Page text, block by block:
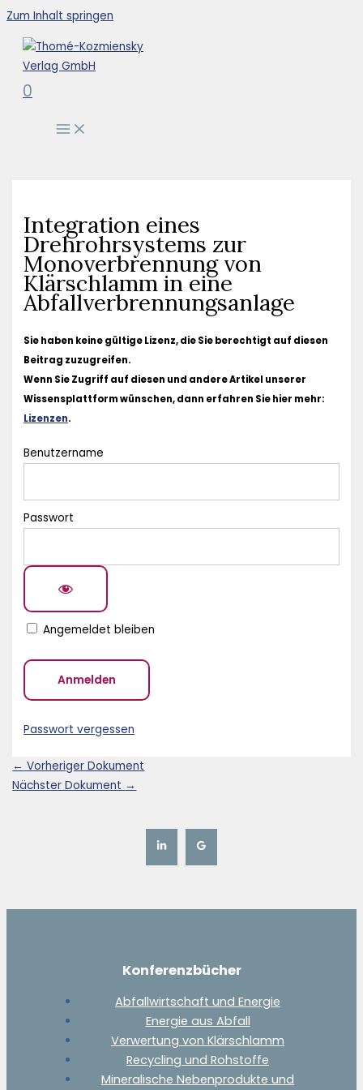
Zum Inhalt springen
0
Integration eines
Drehrohrsystems zur
Monoverbrennung von
Klärschlamm in eine
Abfallverbrennungsanlage
Sie haben keine gültige Lizenz, die Sie berechtigt auf diesen
Beitrag zuzugreifen.
Wenn Sie Zugriff auf diesen und andere Artikel unserer
Wissensplattform wünschen, dann erfahren Sie hier mehr:
Lizenzen.
Benutzername
Passwort
Angemeldet bleiben
Passwort vergessen
← Vorheriger Dokument
Nächster Dokument →
Konferenzbücher
Abfallwirtschaft und Energie
Energie aus Abfall
Verwertung von Klärschlamm
Recycling und Rohstoffe
Mineralische Nebenprodukte und